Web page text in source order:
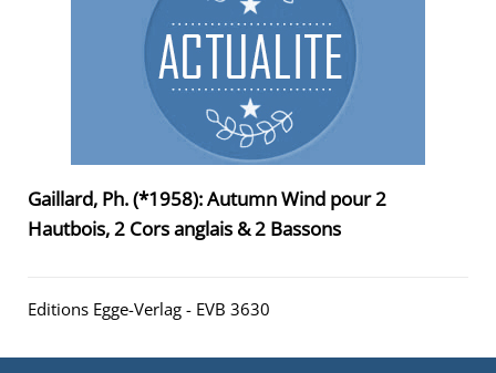
Gaillard, Ph. (*1958): Autumn Wind pour 2
Hautbois, 2 Cors anglais & 2 Bassons
Editions Egge-Verlag - EVB 3630